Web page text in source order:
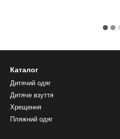
Каталог
Дитячий одяг
Дитяче взуття
Хрещення
Пляжний одяг